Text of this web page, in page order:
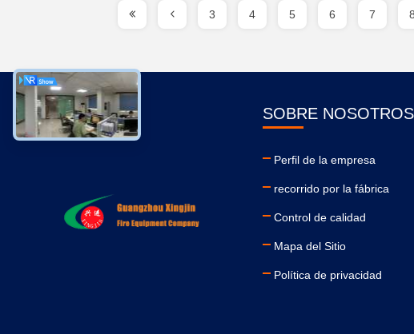
3 4 5 6 7 8
SOBRE NOSOTROS
Perfil de la empresa
recorrido por la fábrica
Control de calidad
Mapa del Sitio
Política de privacidad